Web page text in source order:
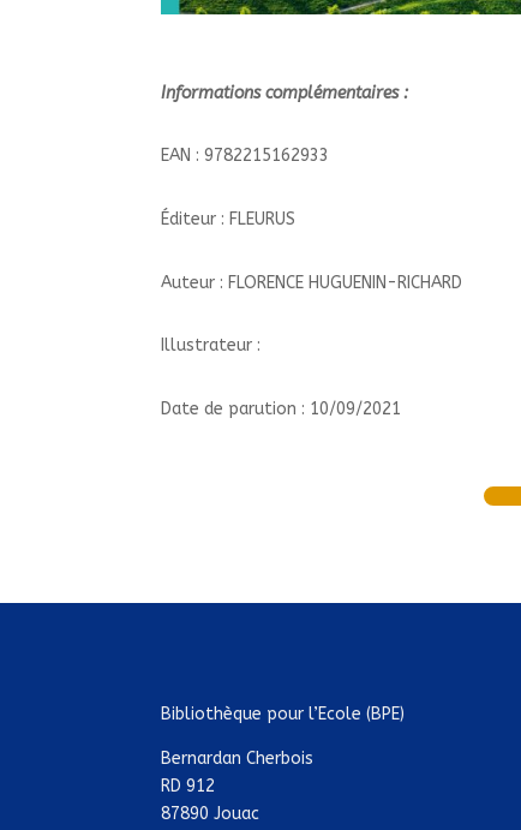
Informations complémentaires :
EAN : 9782215162933
Éditeur : FLEURUS
Auteur : FLORENCE HUGUENIN-RICHARD
Illustrateur :
Date de parution : 10/09/2021
Bibliothèque pour l’Ecole (BPE)
Bernardan Cherbois
RD 912
87890 Jouac